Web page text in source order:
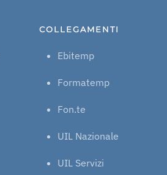
COLLEGAMENTI
Ebitemp
Formatemp
Fon.te
UIL Nazionale
UIL Servizi